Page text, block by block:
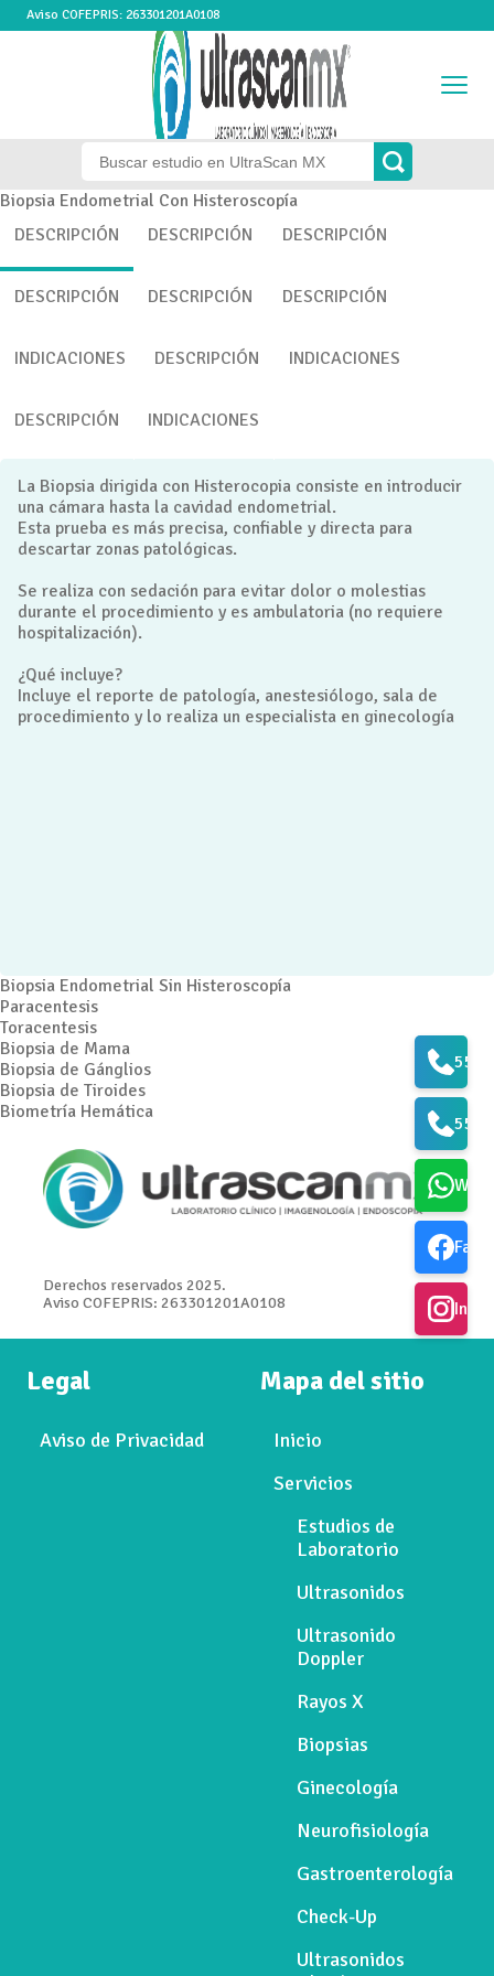
Aviso COFEPRIS: 263301201A0108
Biopsia Endometrial Con Histeroscopía
DESCRIPCIÓN
DESCRIPCIÓN DESCRIPCIÓN
DESCRIPCIÓN DESCRIPCIÓN DESCRIPCIÓN
INDICACIONES DESCRIPCIÓN INDICACIONES
DESCRIPCIÓN INDICACIONES
La Biopsia dirigida con Histerocopia consiste en introducir
una cámara hasta la cavidad endometrial.
Esta prueba es más precisa, confiable y directa para
descartar zonas patológicas.
Se realiza con sedación para evitar dolor o molestias
durante el procedimiento y es ambulatoria (no requiere
hospitalización).
¿Qué incluye?
Incluye el reporte de patología, anestesiólogo, sala de
procedimiento y lo realiza un especialista en ginecología
Biopsia Endometrial Sin Histeroscopía
Paracentesis
Toracentesis
Biopsia de Mama
Biopsia de Gánglios
Biopsia de Tiroides
Biometría Hemática
Derechos reservados 2025.
Aviso COFEPRIS: 263301201A0108
Legal
Aviso de Privacidad
Mapa del sitio
Inicio
Servicios
Estudios de
Laboratorio
Ultrasonidos
Ultrasonido
Doppler
Rayos X
Biopsias
Ginecología
Neurofisiología
Gastroenterología
Check-Up
Ultrasonidos